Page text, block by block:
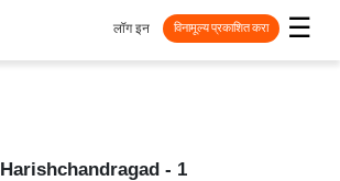
☰
लॉग इन विनामूल्य प्रकाशित करा
Harishchandragad - 1